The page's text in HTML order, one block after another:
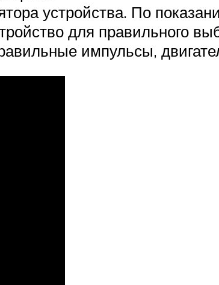
устройства. По
для правильного
импульсы,